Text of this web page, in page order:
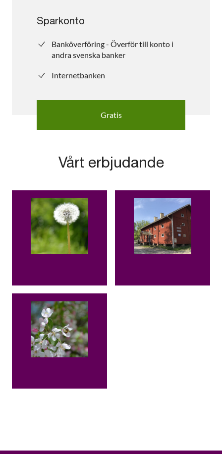
Sparkonto
Banköverföring - Överför till konto i
andra svenska banker
Internetbanken
Gratis
Vårt erbjudande